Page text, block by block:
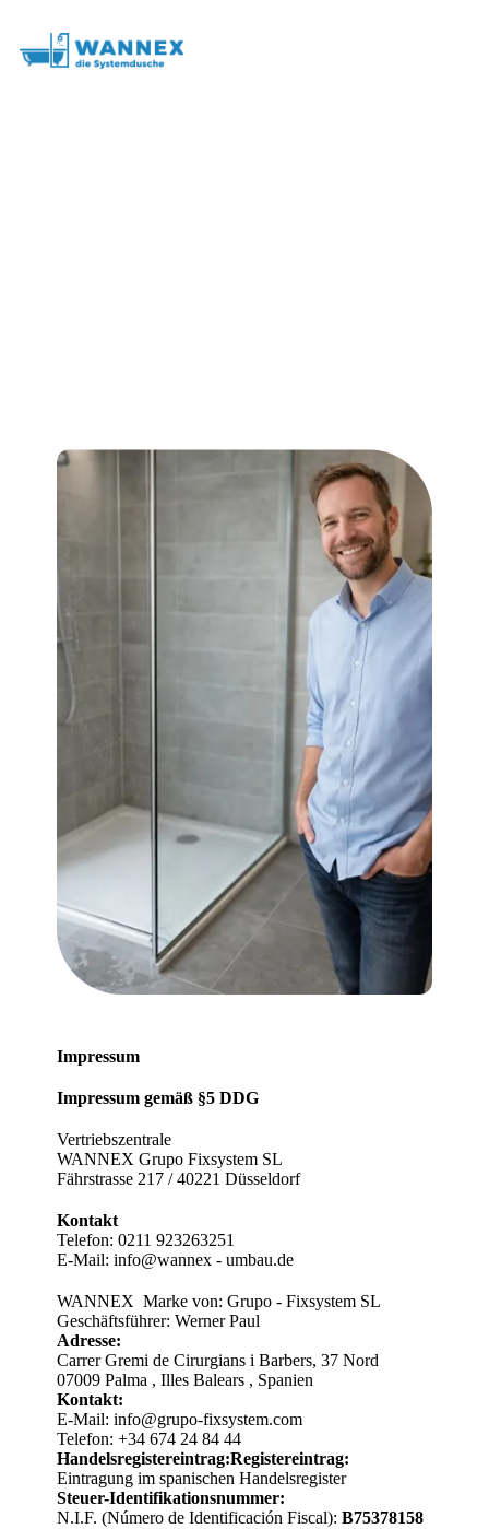
Impressum
Impressum gemäß §5 DDG
Vertriebszentrale
WANNEX Grupo Fixsystem SL
Fährstrasse 217 / 40221 Düsseldorf
Kontakt
Telefon:0211 923263251
E-Mail: info@wannex - umbau.de
WANNEX Marke von: Grupo - Fixsystem SL
Geschäftsführer: Werner Paul
Adresse:
Carrer Gremi de Cirurgians i Barbers, 37 Nord
07009 Palma , Illes Balears , Spanien
Kontakt:
E-Mail: info@grupo-fixsystem.com
Telefon: +34 674 24 84 44
Handelsregistereintrag:Registereintrag:
Eintragung im spanischen Handelsregister
Steuer-Identifikationsnummer:
N.I.F. (Número de Identificación Fiscal):B75378158